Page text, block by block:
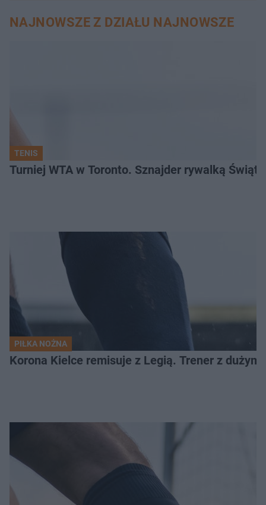
NAJNOWSZE Z DZIAŁU NAJNOWSZE
TENIS
Turniej WTA w Toronto. Sznajder rywalką
PIŁKA NOŻNA
Korona Kielce remisuje z Legią. Trener z dużym